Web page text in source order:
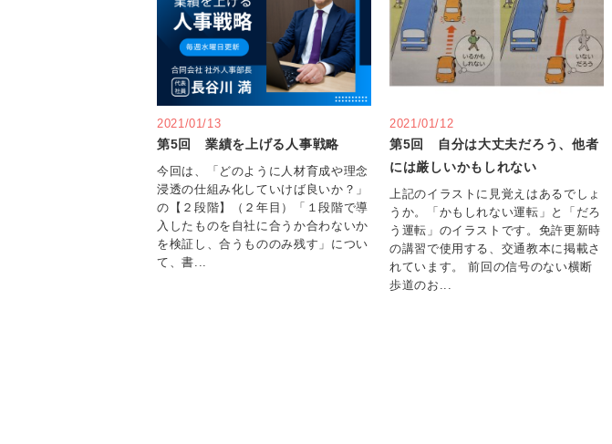
2021/01/13
第5回 業績を上げる人事戦略
今回は、「どのように人材育成や理念
浸透の仕組み化していけば良いか？」
の【２段階】（２年目）「１段階で導
入したものを自社に合うか合わないか
を検証し、合うもののみ残す」につい
て、書...
2021/01/12
第5回 自分は大丈夫だろう、他者
には厳しいかもしれない
上記のイラストに見覚えはあるでしょ
うか。「かもしれない運転」と「だろ
う運転」のイラストです。免許更新時
の講習で使用する、交通教本に掲載さ
れています。 前回の信号のない横断
歩道のお...